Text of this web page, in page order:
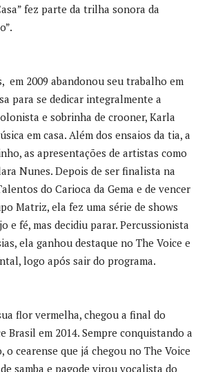
fez parte da trilha sonora da
em 2009 abandonou seu trabalho em
para se dedicar integralmente a
e sobrinha de crooner, Karla
em casa. Além dos ensaios da tia, a
as apresentações de artistas como
Nunes. Depois de ser finalista na
do Carioca da Gema e de vencer
Matriz, ela fez uma série de shows
e fé, mas decidiu parar. Percussionista
ela ganhou destaque no The Voice e
logo após sair do programa.
flor vermelha, chegou a final do
Brasil em 2014. Sempre conquistando a
o cearense que já chegou no The Voice
samba e pagode virou vocalista do